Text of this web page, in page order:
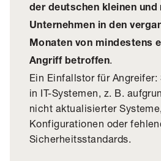
der deutschen kleinen
Unternehmen in den
Monaten von mindestens
Angriff betroffen.
Ein Einfallstor für
in IT-Systemen, z. B.
nicht aktualisierter
Konfigurationen oder
Sicherheitsstandards.